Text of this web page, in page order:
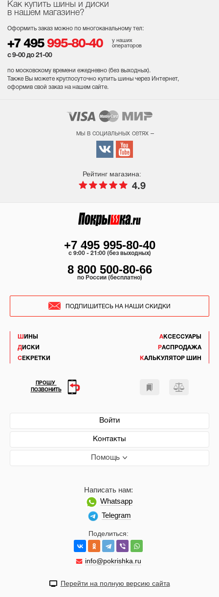
Как купить шины и диски
в нашем магазине?
Оформить заказ можно по многоканальному тел:
+7 495 995-80-40
у наших
операторов
с 9-00 до 21-00
по московскому времени ежедневно (без выходных).
Также Вы можете круглосуточно купить шины через Интернет,
оформив свой заказ на нашем сайте.
мы в социальных сетях –
Рейтинг магазина:
4.9
ШИНЫ
ДИСКИ
СЕКРЕТКИ
АКСЕССУАРЫ
РАСПРОДАЖА
КАЛЬКУЛЯТОР ШИН
Войти
Контакты
Помощь
Поделиться:
info@pokrishka.ru
Написать нам:
Whatsapp
Telegram
+7 495 995-80-40
c 9:00 - 21:00 (без выходных)
8 800 500-80-66
по России (бесплатно)
ПОДПИШИТЕСЬ НА НАШИ СКИДКИ
ПРОШУ
ПОЗВОНИТЬ
Перейти на полную версию сайта